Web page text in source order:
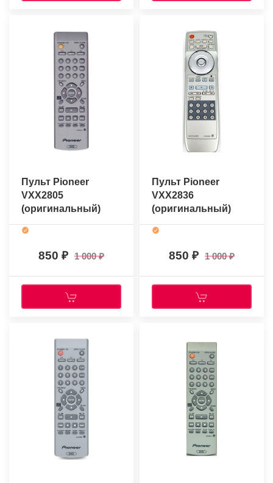
Пульт Pioneer
VXX2805
(оригинальный)
850 1 000
Пульт Pioneer
VXX2836
(оригинальный)
850 1 000